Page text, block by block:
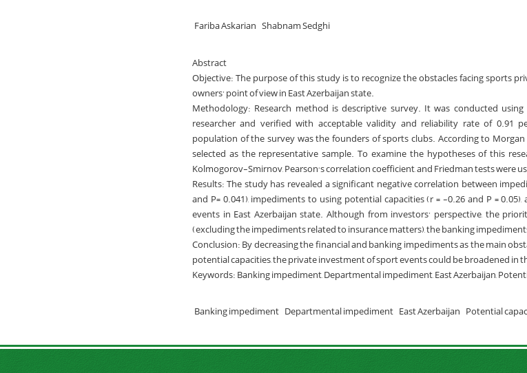
Fariba Askarian Shabnam Sedghi
Abstract
Objective: The purpose of this study is to recognize the obstacles facing sports
owners’ point of view in East Azerbaijan state.
Methodology: Research method is descriptive survey. It was conducted
researcher and verified with acceptable validity and reliability rate of 0.91
population of the survey was the founders of sports clubs. According to
selected as the representative sample. To examine the hypotheses of this
Kolmogorov-Smirnov, Pearson‘s correlation coefficient, and Friedman tests were
Results: The study has revealed a significant negative correlation between
and P= 0.041), impediments to using potential capacities (r = -0.26 and P =
events in East Azerbaijan state. Although from investors’ perspective, the
(excluding the impediments related to insurance matters), the banking
Conclusion: By decreasing the financial and banking impediments as the main
potential capacities, the private investment of sport events could be broadened in
Keywords: Banking impediment, Departmental impediment, East Azerbaijan,
Banking impediment Departmental impediment East Azerbaijan Potential